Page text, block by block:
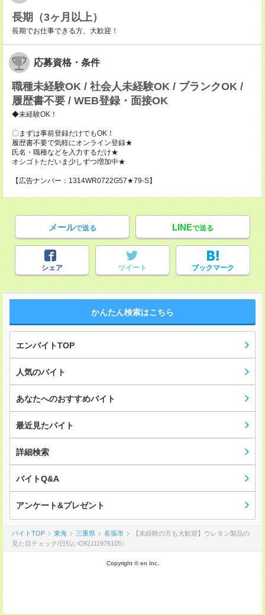
長期（3ヶ月以上）
長期でお仕事できる方、大歓迎！
応募資格・条件
職種未経験OK / 社会人未経験OK / ブランクOK /
履歴書不要 / WEB登録・面接OK
◆未経験OK！
〇まずは事前登録だけでもOK！
履歴書不要で気軽にオンライン登録★
氏名・職種などを入力するだけ★
オシゴトただいま少しずつ増加中★
【広告ナンバー：1314WR0722G57★79-S】
メールで送る LINEで送る
シェア ツイート ブックマーク
かんたん検索はこちら
エンバイトTOP
人気のバイト
あなたへのおすすめバイト
最近見たバイト
詳細検索
バイトQ&A
アンケート&プレゼント
バイトTOP 東海 三重県 名張市
【未経験の方も大歓迎】ウレタン製品の
見た目チェック/日払いOK(111976105）
Copyright © en Inc.